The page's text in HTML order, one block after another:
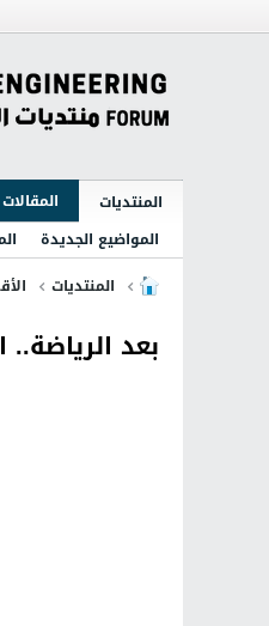
المنتديات المقالات
المواضيع الجديدة
المنتديات
بعد